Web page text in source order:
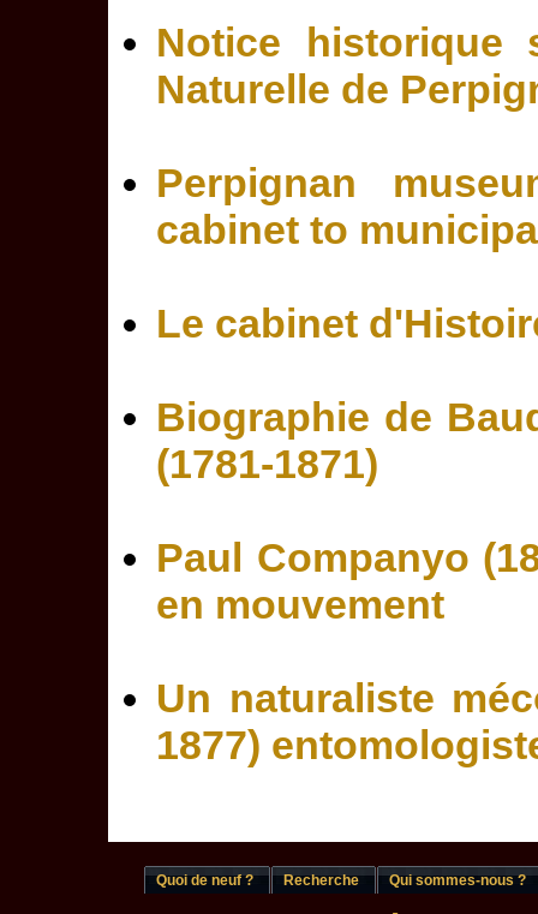
Notice historique
Naturelle de
Perpignan
cabinet to
Le cabinet
Biographie de
(1781-1871)
Paul Companyo
en mouvement
Un naturaliste
1877)
Quoi de neuf ? Recherche Qui sommes-nous ?